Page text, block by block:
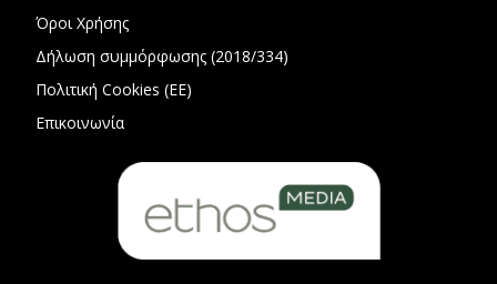
Όροι Χρήσης
Δήλωση συμμόρφωσης (2018/334)
Πολιτική Cookies (ΕΕ)
Επικοινωνία